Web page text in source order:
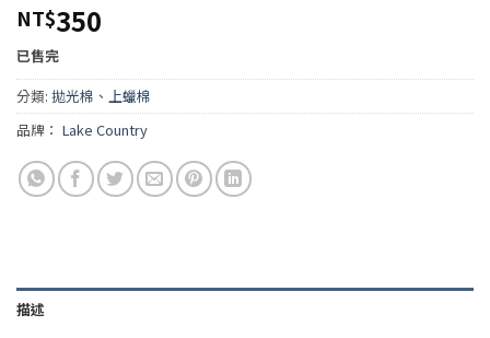
NT$350
已售完
分類: 拋光棉、上蠟棉
品牌： Lake Country
描述